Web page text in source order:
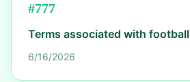
#777
Terms associated with football
6/16/2026